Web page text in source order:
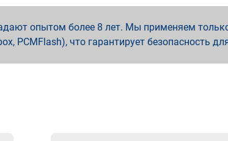
опытом более 8 лет. Мы применяем
PCMFlash), что гарантирует безопасность